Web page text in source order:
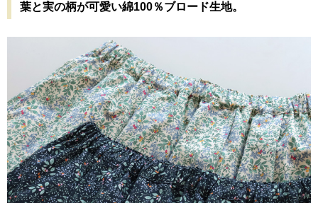
葉と実の柄が可愛い綿100％ブロード生地。